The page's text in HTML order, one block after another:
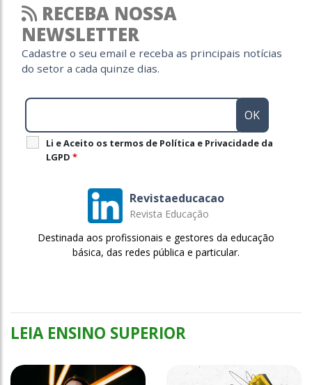
RECEBA NOSSA
NEWSLETTER
Cadastre o seu email e receba as principais notícias
do setor a cada quinze dias.
Li e Aceito os termos de Política e Privacidade da
LGPD *
Revistaeducacao
Revista Educação
Destinada aos profissionais e gestores da educação
básica, das redes pública e particular.
LEIA ENSINO SUPERIOR